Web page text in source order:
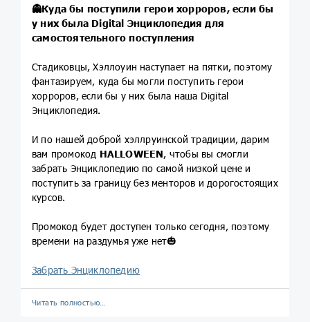
👻Куда бы поступили герои хорроров, если бы
у них была Digital Энциклопедия для
самостоятельного поступления
Стадиковцы, Хэллоуин наступает на пятки, поэтому
фантазируем, куда бы могли поступить герои
хорроров, если бы у них была наша Digital
Энциклопедия.
И по нашей доброй хэллруинской традиции, дарим
вам промокод HALLOWEEN, чтобы вы смогли
забрать Энциклопедию по самой низкой цене и
поступить за границу без менторов и дорогостоящих
курсов.
Промокод будет доступен только сегодня, поэтому
времени на раздумья уже нет🎃
Забрать Энциклопедию
Читать полностью…